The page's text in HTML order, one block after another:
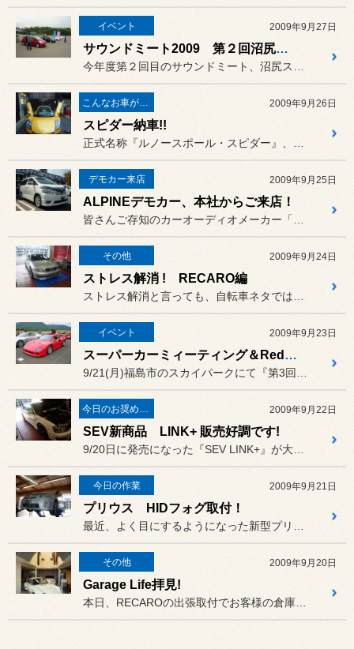
イベント 2009年9月27日
サウンドミート2009 第２回沼尻ステージ開催！
こんなお車がご来店 2009年9月26日
スピダー納車!!
デモカー来店 2009年9月25日
ALPINEデモカー、本社からご来店！
その他 2009年9月24日
ストレス解消 ! RECARO編
イベント 2009年9月23日
スーパーカーミィーティング＆Red Bull 福島スカイパーク
今日のお奨め商品! 2009年9月22日
SEV新商品 LINK+ 販売好調です!
今日の作業 2009年9月21日
プリウス HIDフォグ取付！
その他 2009年9月20日
Garage Life拝見!